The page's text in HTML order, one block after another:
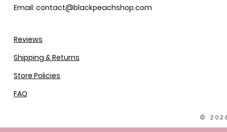
Email: contact@blackpeachshop.com
Reviews
Shipping & Returns
Store Policies
FAQ
©